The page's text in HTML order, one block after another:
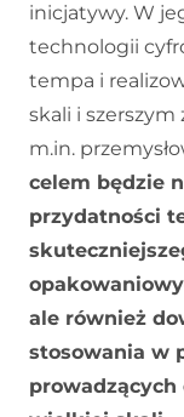
inicjatywy. W
technologii
tempa i
skali i
m.in.
celem będzie
przydatności
ale również
stosowania w
prowadzących